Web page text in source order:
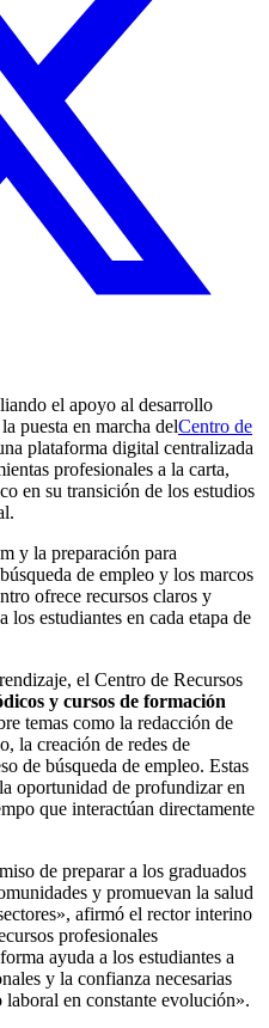
el apoyo al desarrollo
puesta en marcha delCentro de
plataforma digital centralizada
profesionales a la carta,
en su transición de los estudios
y la preparación para
de empleo y los marcos
ofrece recursos claros y
los estudiantes en cada etapa de
el Centro de Recursos
y cursos de formación
temas como la redacción de
la creación de redes de
de búsqueda de empleo. Estas
oportunidad de profundizar en
que interactúan directamente
de preparar a los graduados
y promuevan la salud
afirmó el rector interino
profesionales
ayuda a los estudiantes a
y la confianza necesarias
laboral en constante evolución».